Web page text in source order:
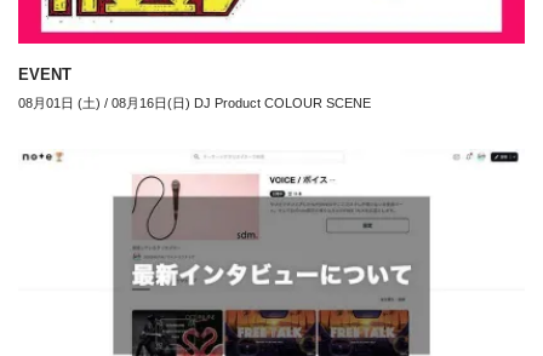
EVENT
08月01日 (土) / 08月16日(日) DJ Product COLOUR SCENE